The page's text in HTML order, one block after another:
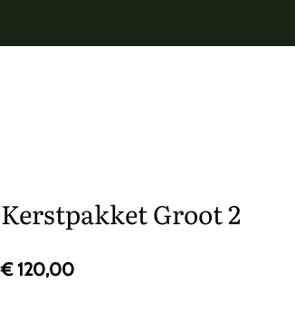
Kerstpakket Groot 2
€120,00